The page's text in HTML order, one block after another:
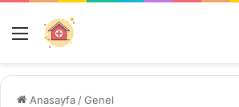
Menü
Anasayfa /Genel